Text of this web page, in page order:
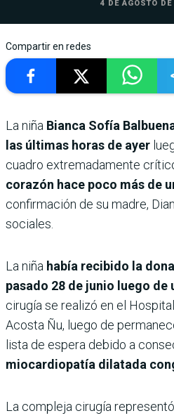
4 DE AGOSTO
Compartir en redes
La niña Bianca Sofía
las últimas horas de ayer
cuadro extremadamente
corazón hace poco más de
confirmación de su madre,
sociales.
La niña había recibido la
pasado 28 de junio luego de
cirugía se realizó en el
Acosta Ñu, luego de
lista de espera debido a
miocardiopatía dilatada
La compleja cirugía representó